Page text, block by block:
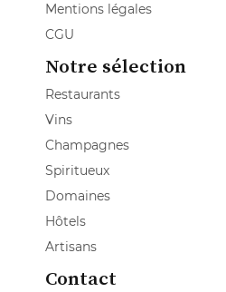
Mentions légales
CGU
Notre sélection
Restaurants
Vins
Champagnes
Spiritueux
Domaines
Hôtels
Artisans
Contact